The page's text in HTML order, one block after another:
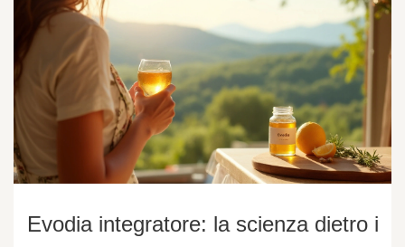
Evodia integratore: la scienza dietro i